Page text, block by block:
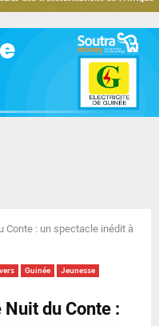
Conte : un spectacle inédit à
Guinée
Jeunesse
Nuit du Conte :